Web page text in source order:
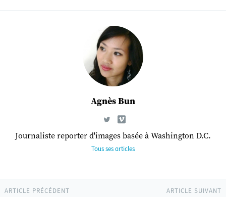
Agnès Bun
Journaliste reporter d'images basée à Washington D.C.
Tous ses articles
ARTICLE SUIVANT
ARTICLE PRÉCÉDENT